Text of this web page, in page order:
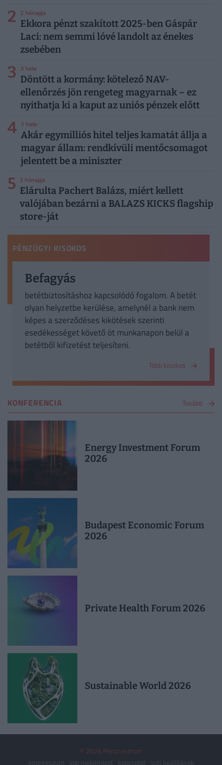
2 2 hónapja
Ekkora pénzt szakított 2025-ben Gáspár
Laci: nem semmi lóvé landolt az énekes
zsebében
3 3 hete
Döntött a kormány: kötelező NAV-
ellenőrzés jön rengeteg magyarnak – ez
nyithatja ki a kaput az uniós pénzek előtt
4 1 hete
Akár egymilliós hitel teljes kamatát állja a
magyar állam: rendkívüli mentőcsomagot
jelentett be a miniszter
5 2 hónapja
Elárulta Pachert Balázs, miért kellett
valójában bezárni a BALAZS KICKS flagship
store-ját
PÉNZÜGYI KISOKOS
Befagyás
betétbiztosításhoz kapcsolódó fogalom. A betét
olyan helyzetbe kerülése, amelynél a bank nem
képes a szerződéses kikötések szerinti
esedékességet követő öt munkanapon belül a
betétből kifizetést teljesíteni.
Több kisokos
KONFERENCIA Tovább
Energy Investment Forum
2026
Budapest Economic Forum
2026
Private Health Forum 2026
Sustainable World 2026
© 2026 Pénzcentrum
impresszum
jogi nyilatkozat kapcsolat süti beállítások